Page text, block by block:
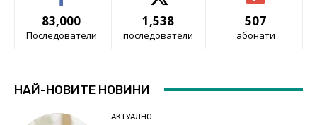
83,000
Последователи
1,538
последователи
507
абонати
НАЙ-НОВИТЕ НОВИНИ
АКТУАЛНО